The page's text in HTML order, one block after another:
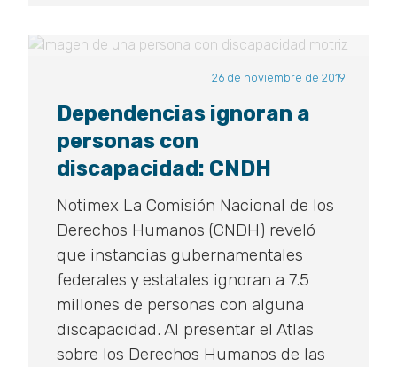
26 de noviembre de 2019
Dependencias ignoran a
personas con
discapacidad: CNDH
Notimex La Comisión Nacional de los
Derechos Humanos (CNDH) reveló
que instancias gubernamentales
federales y estatales ignoran a 7.5
millones de personas con alguna
discapacidad. Al presentar el Atlas
sobre los Derechos Humanos de las